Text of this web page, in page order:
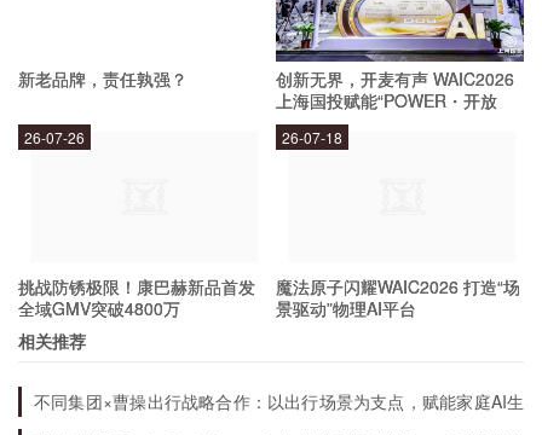
信用贷款利率是针对个人客户推出的一种贷款产
品，主要包括信用卡、小额贷款等。在2012年，
各大银行的信用贷款利率相对较高，以信用卡为
15%左右。
新老品牌，责任孰强？
创新无界，开麦有声 WAIC2026
上海国投赋能“POWER・开放
麦”专场成功举办
挑战防锈极限！康巴赫新品首发
全域GMV突破4800万
26-07-26
魔法原子闪耀WAIC2026 打造“场
景驱动”物理AI平台
26-07-18
相关推荐
不同集团×曹操出行战略合作：以出行场景为支点，赋能家庭AI生